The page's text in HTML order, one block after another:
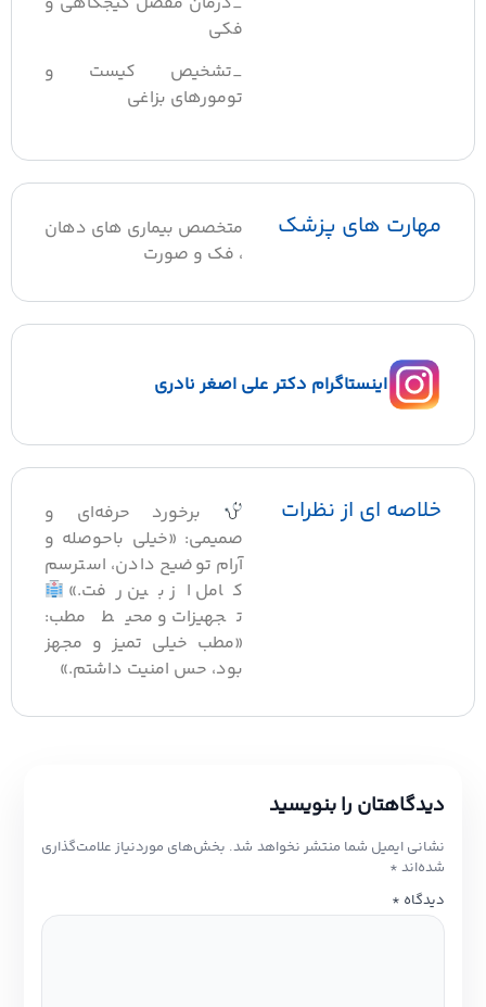
فکی
_تشخیص کیست و
تومورهای بزاغی
مهارت های پزشک
متخصص بیماری های دهان
، فک و صورت
اینستاگرام دکتر علی اصغر نادری
خلاصه ای از نظرات
برخورد حرفه‌ای و
صمیمی: «خیلی باحوصله و
آرام توضیح دادن، استرسم
کامل از بین رفت.»
تجهیزات و محیط مطب:
«مطب خیلی تمیز و مجهز
بود، حس امنیت داشتم.»
دیدگاهتان را بنویسید
نشانی ایمیل شما منتشر نخواهد شد. بخش‌های موردنیاز علامت‌گذاری
شده‌اند*
دیدگاه*